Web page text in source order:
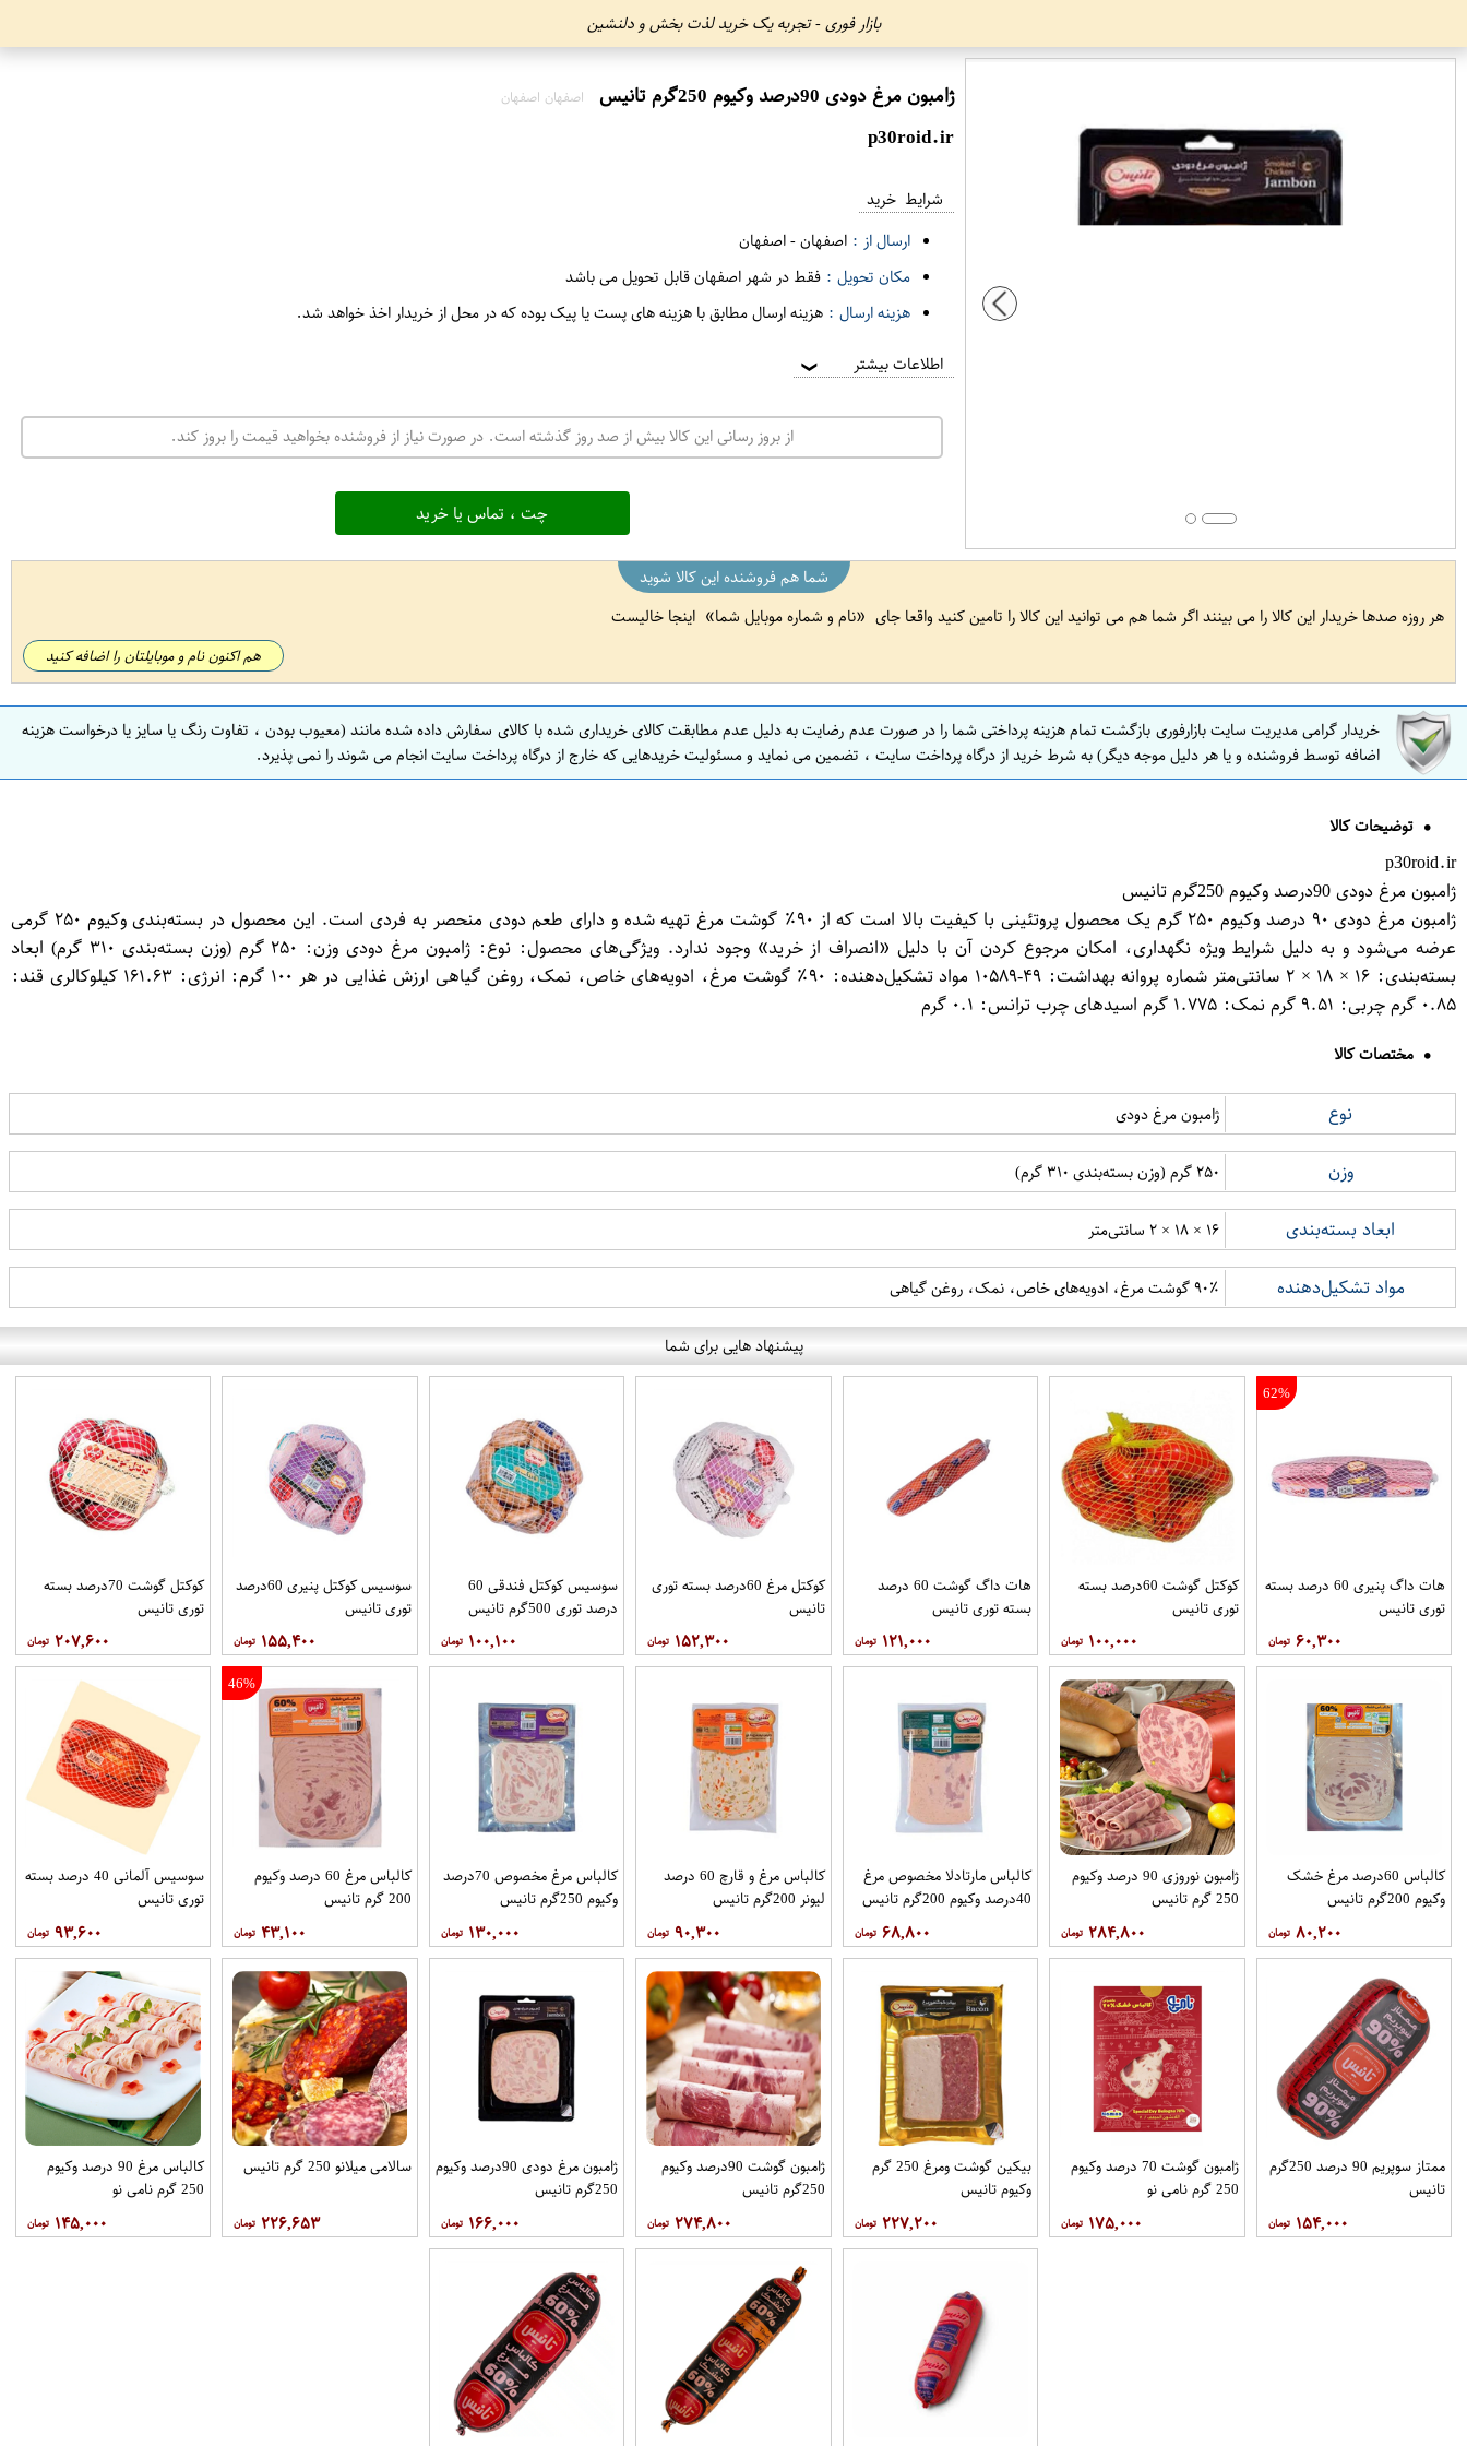
بازار فوری - تجربه یک خرید لذت بخش و دلنشین
ژامبون مرغ دودی 90درصد وکیوم 250گرم تانیس اصفهان اصفهان
p30roid.ir
شرایط خرید
ارسال از : اصفهان-اصفهان
مکان تحویل : فقط در شهر اصفهان قابل تحویل می باشد
هزینه ارسال : هزینه ارسال مطابق با هزینه های پست یا پیک بوده که در محل از خریدار اخذ خواهد شد.
اطلاعات بیشتر ❯
از بروز رسانی این کالا بیش از صد روز گذشته است. در صورت نیاز از فروشنده بخواهید قیمت را بروز کند.
چت ، تماس یا خرید
شما هم فروشنده این کالا شوید
هر روزه صدها خریدار این کالا را می بینند اگر شما هم می توانید این کالا را تامین کنید واقعا جای
نام و شماره موبایل شما اینجا خالیست
هم اکنون نام و موبایلتان را اضافه کنید
خریدار گرامی مدیریت سایت بازارفوری بازگشت تمام هزینه پرداختی شما را در صورت عدم رضایت به دلیل عدم مطابقت کالای خریداری شده با کالای سفارش داده شده مانند (معیوب بودن ، تفاوت رنگ یا سایز یا درخواست هزینه
اضافه توسط فروشنده و یا هر دلیل موجه دیگر) به شرط خرید از درگاه پرداخت سایت ، تضمین می نماید و مسئولیت خریدهایی که خارج از درگاه پرداخت سایت انجام می شوند را نمی پذیرد.
توضیحات کالا
p30roid.ir
ژامبون مرغ دودی 90درصد وکیوم 250گرم تانیس
ژامبون مرغ دودی ۹۰ درصد وکیوم ۲۵۰ گرم یک محصول پروتئینی با کیفیت بالا است که از ۹۰٪ گوشت مرغ تهیه شده و دارای طعم دودی منحصر به فردی است. این محصول در بسته‌بندی وکیوم ۲۵۰ گرمی
عرضه می‌شود و به دلیل شرایط ویژه نگهداری، امکان مرجوع کردن آن با دلیل «انصراف از خرید» وجود ندارد. ویژگی‌های محصول: نوع: ژامبون مرغ دودی وزن: ۲۵۰ گرم (وزن بسته‌بندی ۳۱۰ گرم) ابعاد
بسته‌بندی: ۱۶ × ۱۸ × ۲ سانتی‌متر شماره پروانه بهداشت: ۴۹-۱۰۵۸۹ مواد تشکیل‌دهنده: ۹۰٪ گوشت مرغ، ادویه‌های خاص، نمک، روغن گیاهی ارزش غذایی در هر ۱۰۰ گرم: انرژی: ۱۶۱.۶۳ کیلوکالری قند:
۰.۸۵ گرم چربی: ۹.۵۱ گرم نمک: ۱.۷۷۵ گرم اسیدهای چرب ترانس: ۰.۱ گرم
مختصات کالا
نوع ژامبون مرغ دودی
وزن ۲۵۰ گرم (وزن بسته‌بندی ۳۱۰ گرم)
ابعاد بسته‌بندی ۱۶ × ۱۸ × ۲ سانتی‌متر
مواد تشکیل‌دهنده ۹۰٪ گوشت مرغ، ادویه‌های خاص، نمک، روغن گیاهی
پیشنهاد هایی برای شما
62%
هات داگ پنیری 60 درصد بسته
توری تانیس
۶۰,۳۰۰
کوکتل گوشت 60درصد بسته
توری تانیس
۱۰۰,۰۰۰
هات داگ گوشت 60 درصد
بسته توری تانیس
۱۲۱,۰۰۰
کوکتل مرغ 60درصد بسته توری
تانیس
۱۵۲,۳۰۰
سوسیس کوکتل فندقی 60
درصد توری 500گرم تانیس
۱۰۰,۱۰۰
سوسیس کوکتل پنیری 60درصد
توری تانیس
۱۵۵,۴۰۰
کوکتل گوشت 70درصد بسته
توری تانیس
۲۰۷,۶۰۰
کالباس 60درصد مرغ خشک
وکیوم 200گرم تانیس
۸۰,۲۰۰
ژامبون نوروزی 90 درصد وکیوم
250 گرم تانیس
۲۸۴,۸۰۰
کالباس مارتادلا مخصوص مرغ
40درصد وکیوم 200گرم تانیس
۶۸,۸۰۰
کالباس مرغ و قارچ 60 درصد
لیونر 200گرم تانیس
۹۰,۳۰۰
کالباس مرغ مخصوص 70درصد
وکیوم 250گرم تانیس
۱۳۰,۰۰۰
46%
کالباس مرغ 60 درصد وکیوم
200 گرم تانیس
۴۳,۱۰۰
سوسیس آلمانی 40 درصد بسته
توری تانیس
۹۳,۶۰۰
ممتاز سوپریم 90 درصد 250گرم
تانیس
۱۵۴,۰۰۰
ژامبون گوشت 70 درصد وکیوم
250 گرم نامی نو
۱۷۵,۰۰۰
بیکین گوشت ومرغ 250 گرم
وکیوم تانیس
۲۲۷,۲۰۰
ژامبون گوشت 90درصد وکیوم
250گرم تانیس
۲۷۴,۸۰۰
ژامبون مرغ دودی 90درصد وکیوم
250گرم تانیس
۱۶۶,۰۰۰
سالامی میلانو 250 گرم تانیس
۲۲۶,۶۵۳
کالباس مرغ 90 درصد وکیوم
250 گرم نامی نو
۱۴۵,۰۰۰